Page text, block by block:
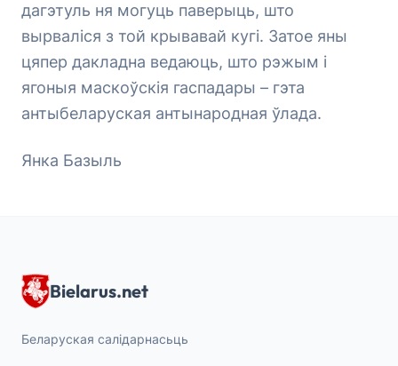
дагэтуль ня могуць паверыць, што
вырваліся з той крывавай кугі. Затое яны
цяпер дакладна ведаюць, што рэжым і
ягоныя маскоўскія гаспадары – гэта
антыбеларуская антынародная ўлада.
Янка Базыль
Bielarus.net
Беларуская салідарнасьць